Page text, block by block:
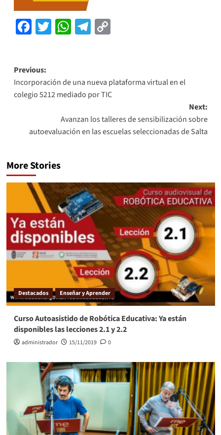
Facebook
Twitter
WhatsApp
Telegram
Copy
Previous:
Incorporación de una nueva plataforma virtual en el
colegio 5212 mediado por TIC
Next:
Avanzan los talleres de sensibilización sobre
autoevaluación en las escuelas seleccionadas de Salta
More Stories
Destacados Enseñar y Aprender
Curso Autoasistido de Robótica Educativa: Ya están
disponibles las lecciones 2.1 y 2.2
administrador 15/11/2019 0